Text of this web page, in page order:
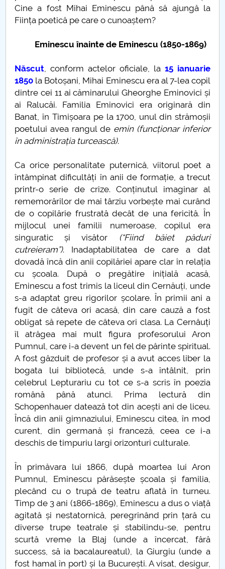
Chestionar angajabilitate ALUMNI – UPB
O NOUĂ REALITATE
Lectura
Studiu epidemiologic
Teatrul izolării
Hristos este același
Sfintele Paști 2020
Sedentarism
Criza economică
Derogarea României de la CEDO
Educația online
Când „a fost odată” devine „se-ntâmplă acum”
Transporturile
„Ciuma Antonină”
Ciuma lui Justinian
Epidemia de la Atena
Ciuma din vremea lui Caragea Vodă
Nevoia de coeziune a UE
Economia României în 2020
10 Mai 1866
Cine a fost Mihai Eminescu până să ajungă la
Ființa poetică pe care o cunoaștem?
Eminescu înainte de Eminescu (1850-1869)
Născut, conform actelor oficiale, la15 ianuarie
1850 la Botoșani, Mihai Eminescu era al 7-lea copil
dintre cei 11 ai căminarului Gheorghe Eminovici și
ai Ralucăi. Familia Eminovici era originară din
Banat, în Timișoara pe la 1700, unul din strămoșii
poetului avea rangul de emin (funcționar inferior
în administrația turcească).
Ca orice personalitate puternică, viitorul poet a
întâmpinat dificultăți în anii de formație, a trecut
printr-o serie de crize. Conținutul imaginar al
rememorărilor de mai târziu vorbește mai curând
de o copilărie frustrată decât de una fericită. În
mijlocul unei familii numeroase, copilul era
singuratic și visător
(“Fiind băiet păduri
cutreieram”). Inadaptabilitatea de care a dat
dovadă încă din anii copilăriei apare clar în relația
cu școala. După o pregătire inițială acasă,
Eminescu a fost trimis la liceul din Cernăuți, unde
s-a adaptat greu rigorilor școlare. În primii ani a
fugit de câteva ori acasă, din care cauză a fost
obligat să repete de câteva ori clasa. La Cernâuți
îl atrăgea mai mult figura profesorului Aron
Pumnul, care i-a devent un fel de părinte spiritual.
A fost găzduit de profesor și a avut acces liber la
bogata lui bibliotecă, unde s-a întâlnit, prin
celebrul Lepturariu cu tot ce s-a scris în poezia
română până atunci. Prima lectură din
Schopenhauer datează tot din acești ani de liceu.
Încă din anii gimnaziului, Eminescu citea, în mod
curent, din germană și franceză, ceea ce i-a
deschis de timpuriu largi orizonturi culturale.
În primăvara lui 1866, după moartea lui Aron
Pumnul, Eminescu părăsește școala și familia,
plecând cu o trupă de teatru aflată în turneu.
Timp de 3 ani (1866-1869), Eminescu a dus o viață
agitată și nestatornică, peregrinând prin țară cu
diverse trupe teatrale și stabilindu-se, pentru
scurtă vreme la Blaj (unde a încercat, fără
success, să ia bacalaureatul), la Giurgiu (unde a
fost hamal în port) și la București. A visat, desigur,